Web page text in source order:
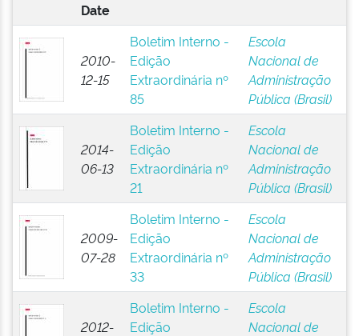
Date
2010-
12-15
Boletim Interno -
Edição
Extraordinária nº
85
Escola
Nacional de
Administração
Pública (Brasil)
2014-
06-13
Boletim Interno -
Edição
Extraordinária nº
21
Escola
Nacional de
Administração
Pública (Brasil)
2009-
07-28
Boletim Interno -
Edição
Extraordinária nº
33
Escola
Nacional de
Administração
Pública (Brasil)
2012-
Boletim Interno -
Edição
Escola
Nacional de